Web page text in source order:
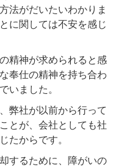
法がだいたいわかりま
に関しては不安を感じ
精神が求められると感
奉仕の精神を持ち合わ
いました。
弊社が以前から行って
とが、会社としても社
たからです。
するために、障がいの